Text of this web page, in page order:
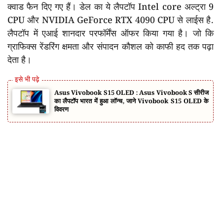
क्वाड फैन दिए गए हैं। डेल का ये लैपटॉप Intel core अल्ट्रा 9
CPU और NVIDIA GeForce RTX 4090 CPU से लाईस है.
लैपटॉप में एआई शानदार परफॉर्मेंस ऑफर किया गया है। जो कि
ग्राफिक्स रेंडरिंग क्षमता और संपादन कौशल को काफी हद तक पढ़ा
देता है।
Asus Vivobook S15 OLED : Asus Vivobook S सीरीज
का लैपटॉप भारत में हुआ लॉन्च, जाने Vivobook S15 OLED के
विवरण